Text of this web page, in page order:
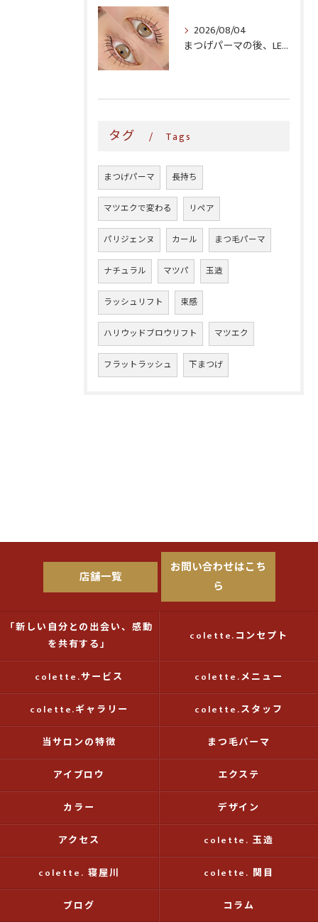
2026/08/04
まつげパーマの後、LEDマツエクはいつからできる?1週間〜3か月の目安を徹底解説
タグ Tags
まつげパーマ 長持ち
マツエクで変わる リペア
パリジェンヌ カール まつ毛パーマ
ナチュラル マツパ 玉造
ラッシュリフト 束感
ハリウッドブロウリフト マツエク
フラットラッシュ 下まつげ
店舗一覧
お問い合わせはこち
ら
「新しい自分との出会い、感動
を共有する」
colette.コンセプト
colette.サービス colette.メニュー
colette.ギャラリー colette.スタッフ
当サロンの特徴 まつ毛パーマ
アイブロウ エクステ
カラー デザイン
アクセス colette. 玉造
colette. 寝屋川 colette. 関目
ブログ コラム